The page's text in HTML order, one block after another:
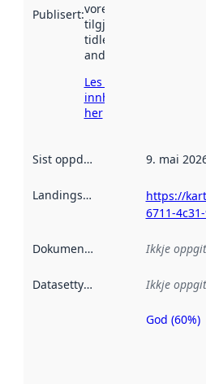
Publisert:vore
tilgjengeleg
tidlegare
andre stader.
Les meir om
innhenting
her
Sist oppdatert 9. mai
Landingsside
https://
6711-
Dokumentasjon Ikkje
Datasettype Ikkje
God (60%)